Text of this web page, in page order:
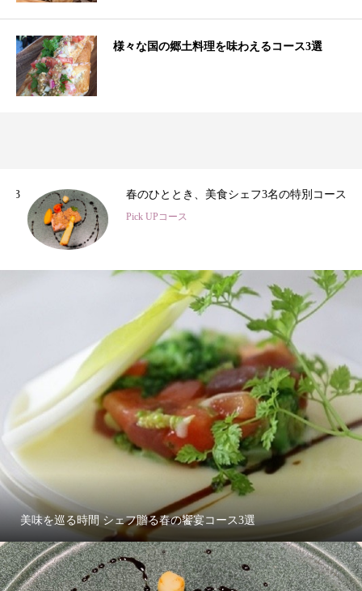
様々な国の郷土料理を味わえるコース3選
春のひととき、美食シェフ3名の特別コース
Pick UPコース
美味を巡る時間 シェフ贈る春の饗宴コース3選